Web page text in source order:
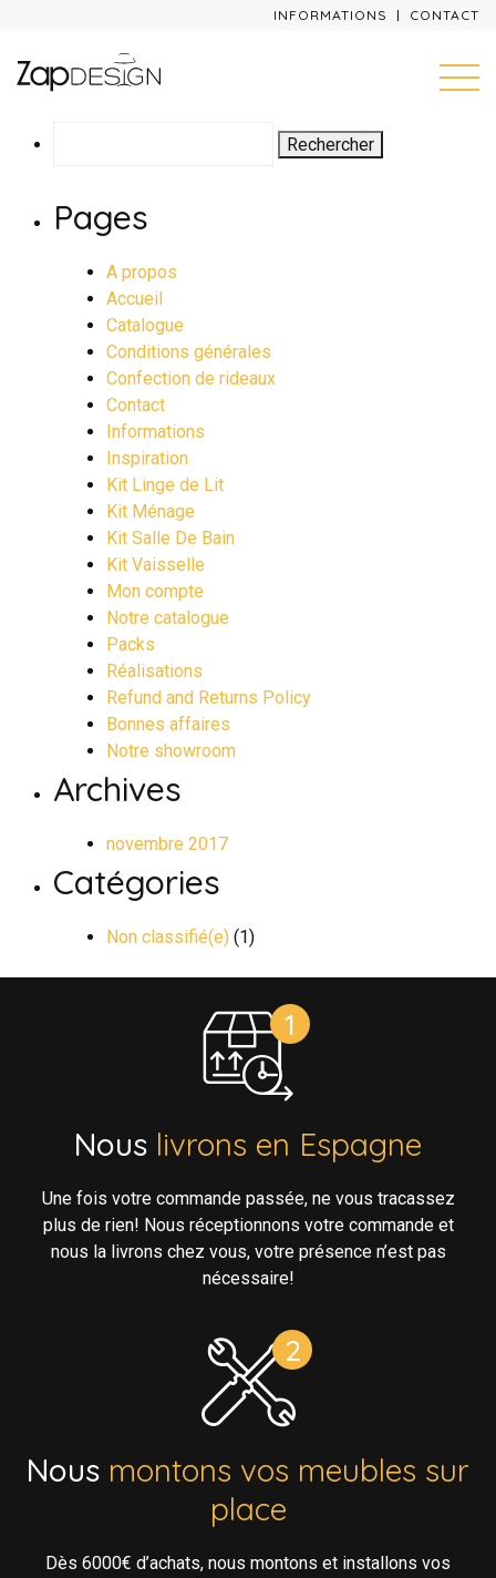
INFORMATIONS CONTACT
Pages
A propos
Accueil
Catalogue
Conditions générales
Confection de rideaux
Contact
Informations
Inspiration
Kit Linge de Lit
Kit Ménage
Kit Salle De Bain
Kit Vaisselle
Mon compte
Notre catalogue
Packs
Réalisations
Refund and Returns Policy
Bonnes affaires
Notre showroom
Archives
novembre 2017
Catégories
Non classifié(e) (1)
Nous livrons en Espagne
Une fois votre commande passée, ne vous tracassez
plus de rien! Nous réceptionnons votre commande et
nous la livrons chez vous, votre présence n’est pas
nécessaire!
Nous montons vos meubles sur
place
Dès 6000€ d’achats, nous montons et installons vos